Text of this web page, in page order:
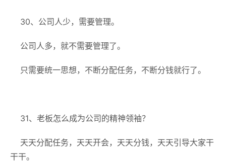
30、公司人少，需要管理。
公司人多，就不需要管理了。
只需要统一思想，不断分配任务，不断分钱就行了。
31、老板怎么成为公司的精神领袖？
天天分配任务，天天开会，天天分钱，天天引导大家干
干干。